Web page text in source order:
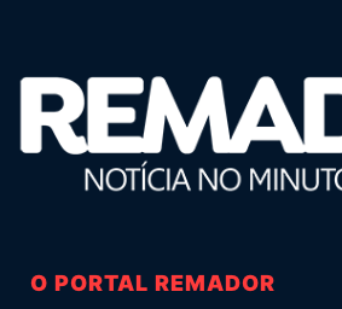
O PORTAL REMADOR